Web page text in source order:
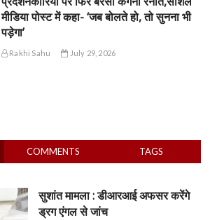
मीडिया पोस्ट में कहा- ‘जब बोलते हो, तो सुनना भी
पड़ेगा’
Rakhi Sahu July 29, 2026
COMMENTS TAGS
सुशांत मामला : डीआरआई अफसर करेंगे
ड्रग एंगल से जांच